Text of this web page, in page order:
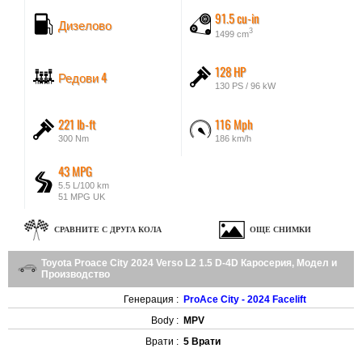
Дизелово 91.5 cu-in
1499 cm3
Редови 4 128 HP
130 PS / 96 kW
221 lb-ft
300 Nm
116 Mph
186 km/h
43 MPG
5.5 L/100 km
51 MPG UK
СРАВНИТЕ С ДРУГА КОЛА ОЩЕ СНИМКИ
Toyota Proace City 2024 Verso L2 1.5 D-4D Каросерия, Модел и
Производство
Генерация : ProAce City - 2024 Facelift
Body : MPV
Врати : 5 Врати